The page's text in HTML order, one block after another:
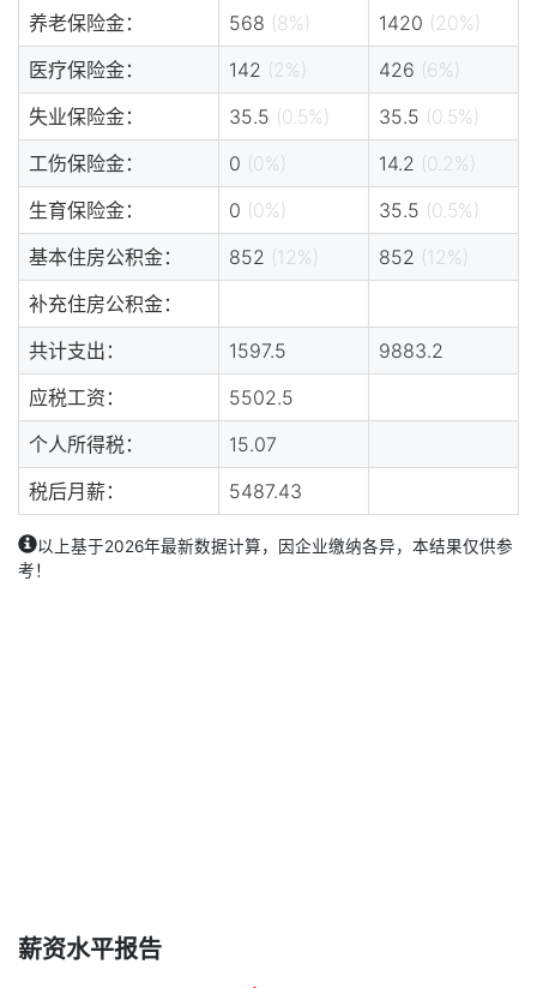
养老保险金： 568 (8%) 1420 (20%)
医疗保险金：
142 (2%) 426 (6%)
失业保险金：
35.5 (0.5%) 35.5 (0.5%)
工伤保险金：
0 (0%) 14.2 (0.2%)
生育保险金：
0 (0%) 35.5 (0.5%)
基本住房公积金：
852 (12%) 852 (12%)
补充住房公积金：
共计支出：
1597.5
9883.2
应税工资：
5502.5
个人所得税：
15.07
税后月薪：
5487.43
以上基于2026年最新数据计算，因企业缴纳各异，本结果仅供参
考！
薪资水平报告